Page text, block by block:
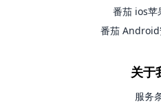
番茄 ios苹
番茄 Android
关于
服务